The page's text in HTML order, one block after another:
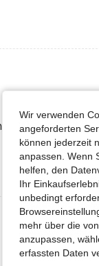
mi ha soddisfatto
Wir verwenden
angeforderten
können jederzeit
anpassen. Wenn
helfen, den
Ihr
unbedingt
mehr über die
anzupassen,
erfassten Daten